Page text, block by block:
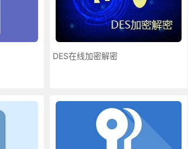
DES在线加密解密